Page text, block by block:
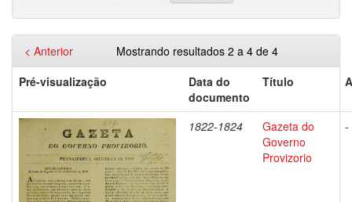
Mostrando resultados 2 a 4 de 4
< Anterior
Pré-visualização
Data do
documento
Título
1822-1824
Gazeta do
Governo
Provizorio
-